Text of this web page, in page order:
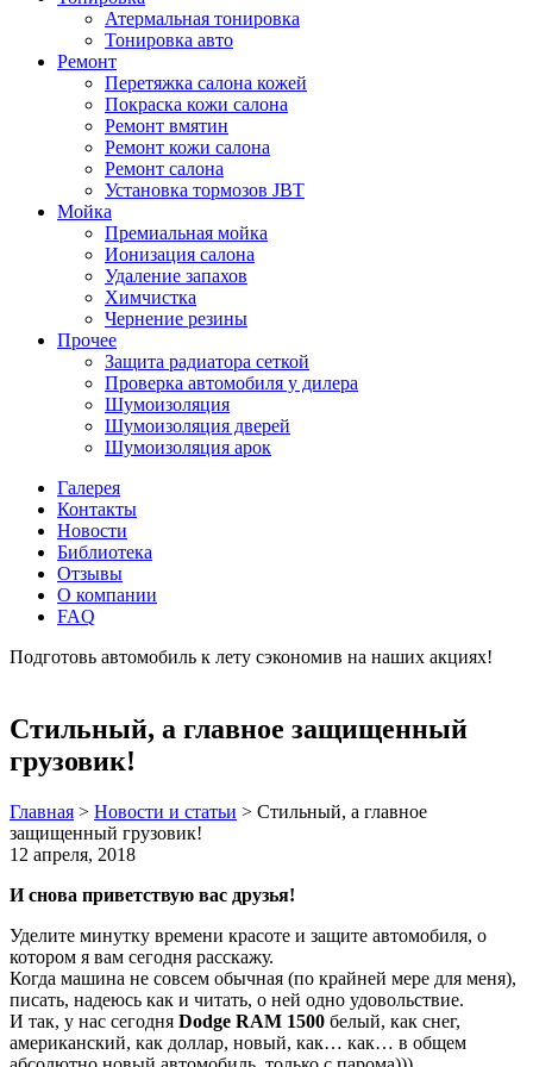
Атермальная тонировка
Тонировка авто
Ремонт
Перетяжка салона кожей
Покраска кожи салона
Ремонт вмятин
Ремонт кожи салона
Ремонт салона
Установка тормозов JBT
Мойка
Премиальная мойка
Ионизация салона
Удаление запахов
Химчистка
Чернение резины
Прочее
Защита радиатора сеткой
Проверка автомобиля у дилера
Шумоизоляция
Шумоизоляция дверей
Шумоизоляция арок
Галерея
Контакты
Новости
Библиотека
Отзывы
О компании
FAQ
Подготовь автомобиль к лету сэкономив на наших акциях!
Стильный, а главное защищенный
грузовик!
Главная > Новости и статьи > Стильный, а главное
защищенный грузовик!
12 апреля, 2018
И снова приветствую вас друзья!
Уделите минутку времени красоте и защите автомобиля, о
котором я вам сегодня расскажу.
Когда машина не совсем обычная (по крайней мере для меня),
писать, надеюсь как и читать, о ней одно удовольствие.
И так, у нас сегодня Dodge RAM 1500 белый, как снег,
американский, как доллар, новый, как… как… в общем